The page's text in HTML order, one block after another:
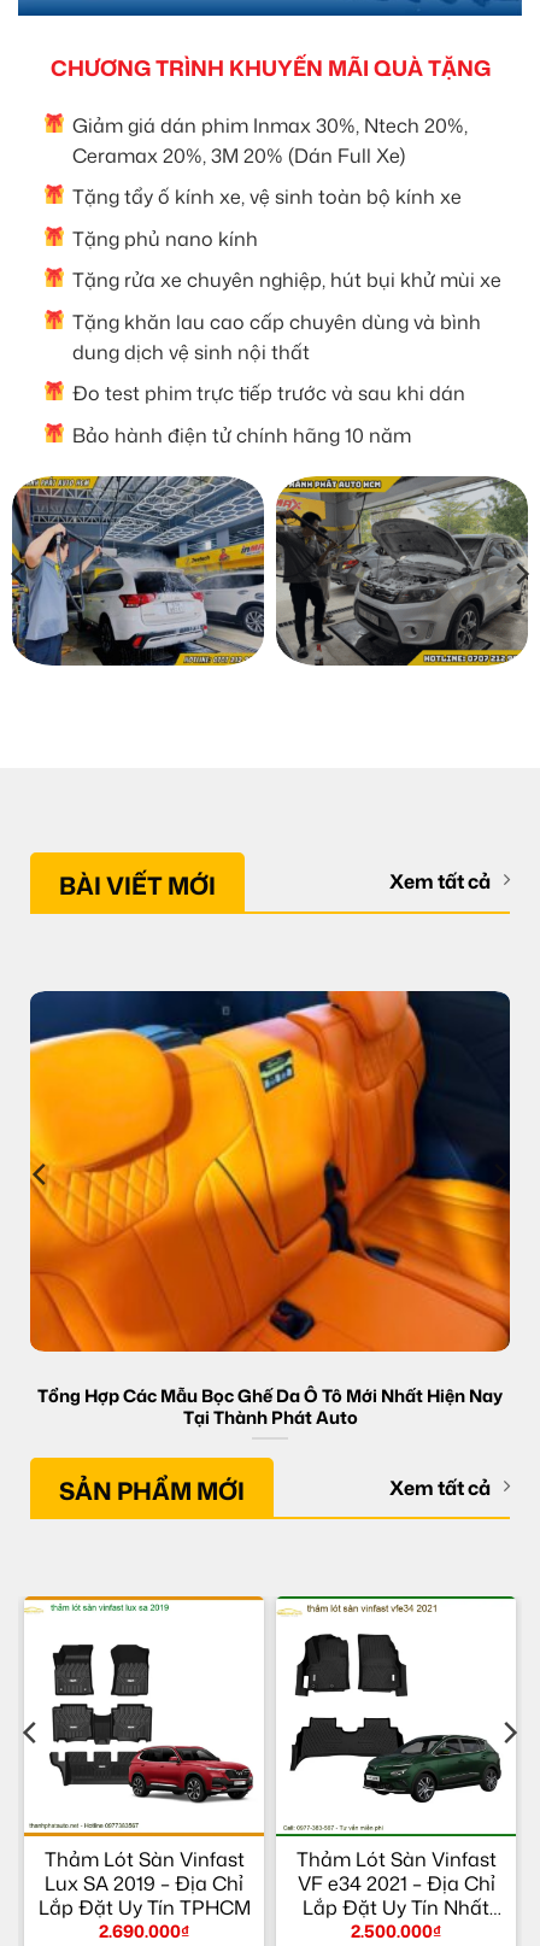
CHƯƠNG TRÌNH KHUYẾN MÃI QUÀ TẶNG
Giảm giá dán phim Inmax 30%, Ntech 20%,
Ceramax 20%, 3M 20% (Dán Full Xe)
Tặng tẩy ố kính xe, vệ sinh toàn bộ kính xe
Tặng phủ nano kính
Tặng rửa xe chuyên nghiệp, hút bụi khử mùi xe
Tặng khăn lau cao cấp chuyên dùng và bình
dung dịch vệ sinh nội thất
Đo test phim trực tiếp trước và sau khi dán
Bảo hành điện tử chính hãng 10 năm
BÀI VIẾT MỚI Xem tất cả
Tổng Hợp Các Mẫu Bọc Ghế Da Ô Tô Mới Nhất Hiện Nay
Tại Thành Phát Auto
SẢN PHẨM MỚI Xem tất cả
Thảm Lót Sàn Vinfast
Lux SA 2019 – Địa Chỉ
Lắp Đặt Uy Tín TPHCM
2.690.000₫
Thảm Lót Sàn Vinfast
VF e34 2021 – Địa Chỉ
Lắp Đặt Uy Tín Nhất
TPHCM
2.500.000₫